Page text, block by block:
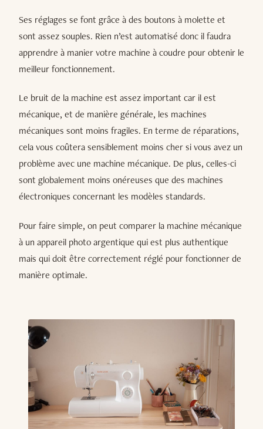
Ses réglages se font grâce à des boutons à molette et
sont assez souples. Rien n’est automatisé donc il faudra
apprendre à manier votre machine à coudre pour obtenir le
meilleur fonctionnement.
Le bruit de la machine est assez important car il est
mécanique, et de manière générale, les machines
mécaniques sont moins fragiles. En terme de réparations,
cela vous coûtera sensiblement moins cher si vous avez un
problème avec une machine mécanique. De plus, celles-ci
sont globalement moins onéreuses que des machines
électroniques concernant les modèles standards.
Pour faire simple, on peut comparer la machine mécanique
à un appareil photo argentique qui est plus authentique
mais qui doit être correctement réglé pour fonctionner de
manière optimale.